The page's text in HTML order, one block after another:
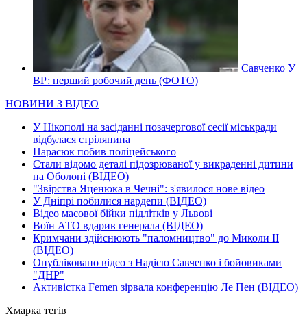
Савченко У
ВР: перший робочий день (ФОТО)
НОВИНИ З ВІДЕО
У Нікополі на засіданні позачергової сесії міськради
відбулася стрілянина
Парасюк побив поліцейського
Стали відомо деталі підозрюваної у викраденні дитини
на Оболоні (ВІДЕО)
"Звірства Яценюка в Чечні": з'явилося нове відео
У Дніпрі побилися нардепи (ВІДЕО)
Відео масової бійки підлітків у Львові
Воїн АТО вдарив генерала (ВІДЕО)
Кримчани здійснюють "паломництво" до Миколи ІІ
(ВІДЕО)
Опубліковано відео з Надією Савченко і бойовиками
"ДНР"
Активістка Femen зірвала конференцію Ле Пен (ВІДЕО)
Хмарка тегів